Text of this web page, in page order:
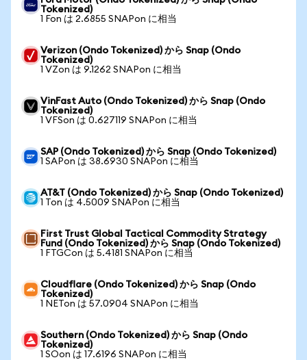
Tokenized)
1 Fon は 2.6855 SNAPon に相当
Verizon (Ondo Tokenized) から Snap (Ondo
Tokenized)
1 VZon は 9.1262 SNAPon に相当
VinFast Auto (Ondo Tokenized) から Snap (Ondo
Tokenized)
1 VFSon は 0.627119 SNAPon に相当
SAP (Ondo Tokenized) から Snap (Ondo Tokenized)
1 SAPon は 38.6930 SNAPon に相当
AT&T (Ondo Tokenized) から Snap (Ondo Tokenized)
1 Ton は 4.5009 SNAPon に相当
First Trust Global Tactical Commodity Strategy
Fund (Ondo Tokenized) から Snap (Ondo Tokenized)
1 FTGCon は 5.4181 SNAPon に相当
Cloudflare (Ondo Tokenized) から Snap (Ondo
Tokenized)
1 NETon は 57.0904 SNAPon に相当
Southern (Ondo Tokenized) から Snap (Ondo
Tokenized)
1 SOon は 17.6196 SNAPon に相当